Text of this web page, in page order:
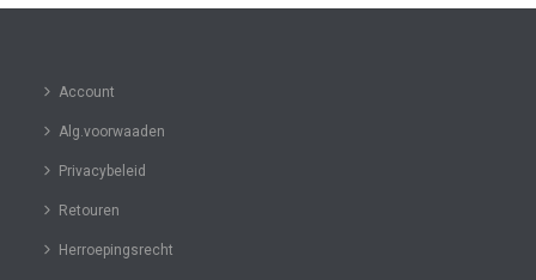
Account
Alg.voorwaaden
Privacybeleid
Retouren
Herroepingsrecht